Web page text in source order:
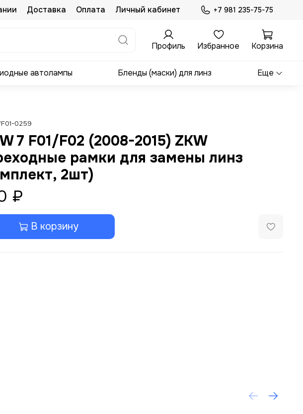
Доставка Оплата Личный кабинет +7 981 235-75-75
Профиль Избранное Корзина
автолампы Бленды (маски) для линз Еще
0259
7 F01/F02 (2008-2015) ZKW
рамки для замены линз
2шт)
₽
В корзину